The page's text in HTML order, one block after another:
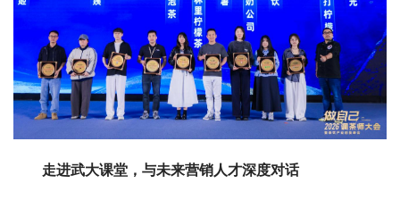
走进武大课堂，与未来营销人才深度对话